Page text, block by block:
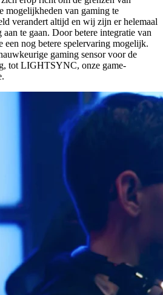
mogelijkheden van gaming te
verandert altijd en wij zijn er helemaal
te gaan. Door betere integratie van
een nog betere spelervaring mogelijk.
gaming sensor voor de
tot LIGHTSYNC, onze game-